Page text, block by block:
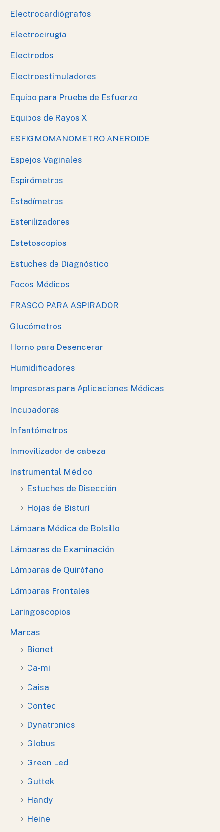
Electrocardiógrafos
Electrocirugía
Electrodos
Electroestimuladores
Equipo para Prueba de Esfuerzo
Equipos de Rayos X
ESFIGMOMANOMETRO ANEROIDE
Espejos Vaginales
Espirómetros
Estadímetros
Esterilizadores
Estetoscopios
Estuches de Diagnóstico
Focos Médicos
FRASCO PARA ASPIRADOR
Glucómetros
Horno para Desencerar
Humidificadores
Impresoras para Aplicaciones Médicas
Incubadoras
Infantómetros
Inmovilizador de cabeza
Instrumental Médico
Estuches de Disección
Hojas de Bisturí
Lámpara Médica de Bolsillo
Lámparas de Examinación
Lámparas de Quirófano
Lámparas Frontales
Laringoscopios
Marcas
Bionet
Ca-mi
Caisa
Contec
Dynatronics
Globus
Green Led
Guttek
Handy
Heine